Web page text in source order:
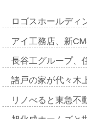
ロゴスホールディ
アイ工務店、新
長谷工グループ、
諸戸の家が代々木
リノべると東急